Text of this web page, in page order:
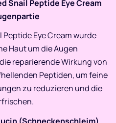
Snail Peptide Eye Cream
Peptide Eye Cream wurde
Haut um die Augen
reparierende Wirkung von
Peptiden, um feine
zu reduzieren und die
(Schneckenschleim)